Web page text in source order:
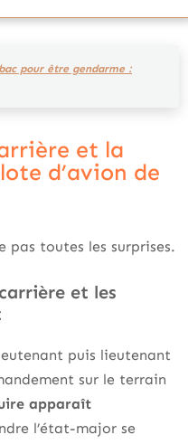
pour être gendarme :
et la
d’avion de
pas toutes les surprises.
et les
puis lieutenant
sur le terrain
apparaît
l’état-major se